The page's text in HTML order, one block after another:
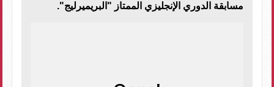
مسابقة الدوري الإنجليزي الممتاز "البريميرليج".